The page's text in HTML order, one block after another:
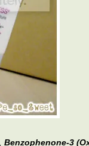
Benzophenone-3